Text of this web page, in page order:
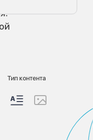
Тип контента